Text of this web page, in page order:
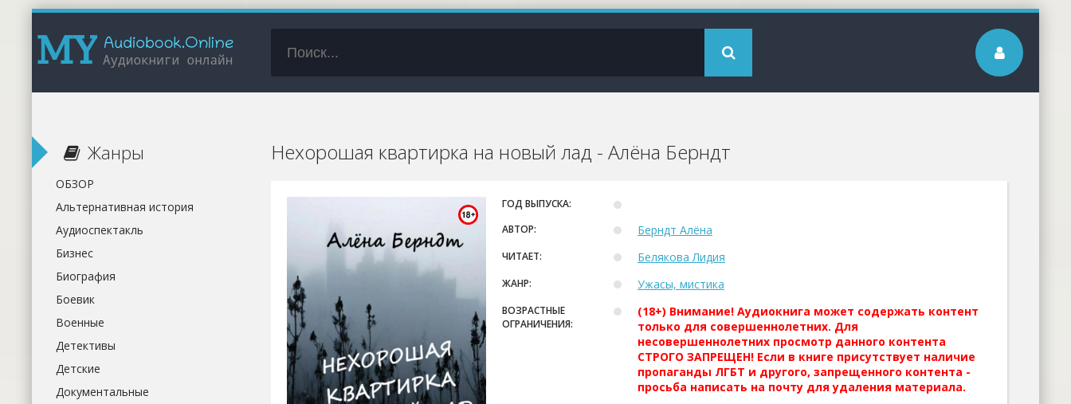
Нехорошая квартирка на новый лад - Алёна Берндт
ГОД ВЫПУСКА:
АВТОР:
Берндт Алёна
ЧИТАЕТ: Белякова Лидия
ЖАНР: Ужасы, мистика
ВОЗРАСТНЫЕ
ОГРАНИЧЕНИЯ:
(18+) Внимание! Аудиокнига может содержать контент
только для совершеннолетних. Для
несовершеннолетних просмотр данного контента
СТРОГО ЗАПРЕЩЕН! Если в книге присутствует наличие
пропаганды ЛГБТ и другого, запрещенного контента -
просьба написать на почту для удаления материала.
Жанры
ОБЗОР
Альтернативная история
Аудиоспектакль
Бизнес
Биография
Боевик
Военные
Детективы
Детские
Документальные